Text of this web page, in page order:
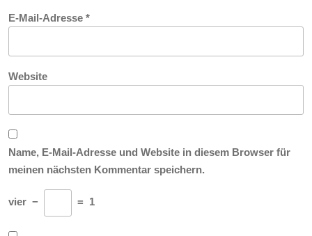
E-Mail-Adresse *
Website
Name, E-Mail-Adresse und Website in diesem Browser für
meinen nächsten Kommentar speichern.
vier − = 1